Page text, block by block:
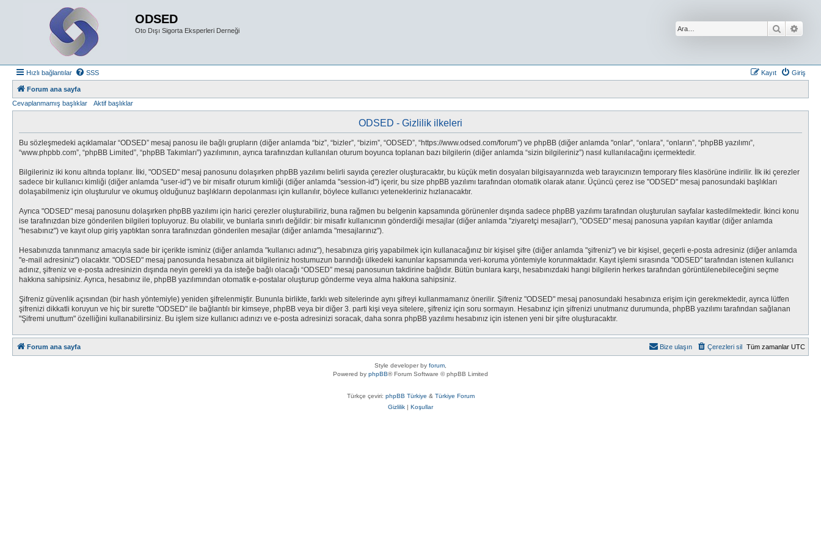
ODSED
Oto Dışı Sigorta Eksperleri Derneği Ara
Hızlı bağlantılar SSS Giriş
Kayıt
Forum ana sayfa
Cevaplanmamış başlıklar
Aktif başlıklar
ODSED - Gizlilik ilkeleri
Bu sözleşmedeki açıklamalar “ODSED” mesaj panosu ile bağlı grupların (diğer anlamda “biz”, “bizler”, “bizim”, “ODSED”, “https://www.odsed.com/forum”) ve phpBB (diğer anlamda "onlar”, “onlara”, “onların”, “phpBB yazılımı”,
“www.phpbb.com”, “phpBB Limited”, “phpBB Takımları”) yazılımının, ayrıca tarafınızdan kullanılan oturum boyunca toplanan bazı bilgilerin (diğer anlamda “sizin bilgileriniz”) nasıl kullanılacağını içermektedir.
Bilgileriniz iki konu altında toplanır. İlki, "ODSED" mesaj panosunu dolaşırken phpBB yazılımı belirli sayıda çerezler oluşturacaktır, bu küçük metin dosyaları bilgisayarınızda web tarayıcınızın temporary files klasörüne indirilir. İlk iki çerezler
sadece bir kullanıcı kimliği (diğer anlamda "user-id") ve bir misafir oturum kimliği (diğer anlamda "session-id") içerir, bu size phpBB yazılımı tarafından otomatik olarak atanır. Üçüncü çerez ise "ODSED" mesaj panosundaki başlıkları
dolaşabilmeniz için oluşturulur ve okumuş olduğunuz başlıkların depolanması için kullanılır, böylece kullanıcı yetenekleriniz hızlanacaktır.
Ayrıca "ODSED" mesaj panosunu dolaşırken phpBB yazılımı için harici çerezler oluşturabiliriz, buna rağmen bu belgenin kapsamında görünenler dışında sadece phpBB yazılımı tarafından oluşturulan sayfalar kastedilmektedir. İkinci konu
ise tarafınızdan bize gönderilen bilgileri topluyoruz. Bu olabilir, ve bunlarla sınırlı değildir: bir misafir kullanıcının gönderdiği mesajlar (diğer anlamda "ziyaretçi mesajları"), "ODSED" mesaj panosuna yapılan kayıtlar (diğer anlamda
"hesabınız") ve kayıt olup giriş yaptıktan sonra tarafınızdan gönderilen mesajlar (diğer anlamda "mesajlarınız").
Hesabınızda tanınmanız amacıyla sade bir içerikte isminiz (diğer anlamda "kullanıcı adınız"), hesabınıza giriş yapabilmek için kullanacağınız bir kişisel şifre (diğer anlamda "şifreniz") ve bir kişisel, geçerli e-posta adresiniz (diğer anlamda
"e-mail adresiniz") olacaktır. "ODSED" mesaj panosunda hesabınıza ait bilgileriniz hostumuzun barındığı ülkedeki kanunlar kapsamında veri-koruma yöntemiyle korunmaktadır. Kayıt işlemi sırasında "ODSED" tarafından istenen kullanıcı
adınız, şifreniz ve e-posta adresinizin dışında neyin gerekli ya da isteğe bağlı olacağı “ODSED” mesaj panosunun takdirine bağlıdır. Bütün bunlara karşı, hesabınızdaki hangi bilgilerin herkes tarafından görüntülenebileceğini seçme
hakkına sahipsiniz. Ayrıca, hesabınız ile, phpBB yazılımından otomatik e-postalar oluşturup gönderme veya alma hakkına sahipsiniz.
Şifreniz güvenlik açısından (bir hash yöntemiyle) yeniden şifrelenmiştir. Bununla birlikte, farklı web sitelerinde aynı şifreyi kullanmamanız önerilir. Şifreniz "ODSED" mesaj panosundaki hesabınıza erişim için gerekmektedir, ayrıca lütfen
şifrenizi dikkatli koruyun ve hiç bir surette "ODSED" ile bağlantılı bir kimseye, phpBB veya bir diğer 3. parti kişi veya sitelere, şifreniz için soru sormayın. Hesabınız için şifrenizi unutmanız durumunda, phpBB yazılımı tarafından sağlanan
"Şifremi unuttum" özelliğini kullanabilirsiniz. Bu işlem size kullanıcı adınızı ve e-posta adresinizi soracak, daha sonra phpBB yazılımı hesabınız için istenen yeni bir şifre oluşturacaktır.
Forum ana sayfa Tüm zamanlar UTC
Çerezleri sil
Bize ulaşın
Style developer by forum
Powered by phpBB® Forum Software © phpBB Limited
Türkçe çeviri: phpBB Türkiye & Türkiye Forum
Gizlilik | Koşullar